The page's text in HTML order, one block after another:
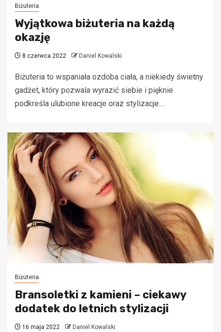
Biżuteria
Wyjątkowa biżuteria na każdą
okazję
8 czerwca 2022 Daniel Kowalski
Biżuteria to wspaniała ozdoba ciała, a niekiedy świetny
gadżet, który pozwala wyrazić siebie i pięknie
podkreśla ulubione kreacje oraz stylizacje....
Biżuteria
Bransoletki z kamieni – ciekawy
dodatek do letnich stylizacji
16 maja 2022 Daniel Kowalski